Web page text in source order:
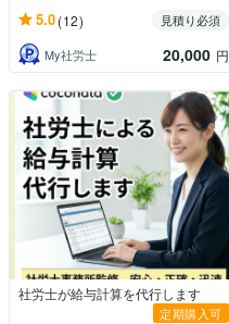
5.0(12)
見積り必須
My社労士
20,000 円
社労士が給与計算を代行します
定期購入可